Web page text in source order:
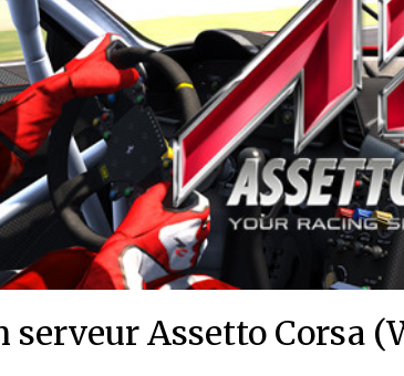
serveur Assetto Corsa